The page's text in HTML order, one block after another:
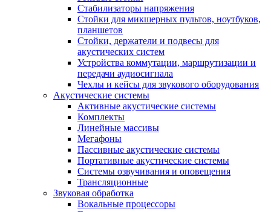
Стабилизаторы напряжения
Стойки для микшерных пультов, ноутбуков,
планшетов
Стойки, держатели и подвесы для
акустических систем
Устройства коммутации, маршрутизации и
передачи аудиосигнала
Чехлы и кейсы для звукового оборудования
Акустические системы
Активные акустические системы
Комплекты
Линейные массивы
Мегафоны
Пассивные акустические системы
Портативные акустические системы
Системы озвучивания и оповещения
Трансляционные
Звуковая обработка
Вокальные процессоры